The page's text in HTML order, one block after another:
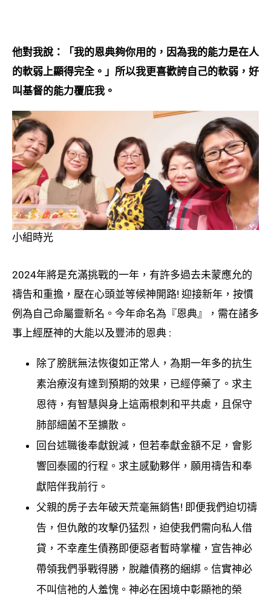
他對我說：「我的恩典夠你用的，因為我的能力是在人
的軟弱上顯得完全。」所以我更喜歡誇自己的軟弱，好
叫基督的能力覆庇我。
小組時光
2024年將是充滿挑戰的一年，有許多過去未蒙應允的
禱告和重擔，壓在心頭並等候神開路! 迎接新年，按慣
例為自己命屬靈新名。今年命名為『恩典』，需在諸多
事上經歷神的大能以及豐沛的恩典 :
除了膀胱無法恢復如正常人，為期一年多的抗生
素治療沒有達到預期的效果，已經停藥了。求主
恩待，有智慧與身上這兩根刺和平共處，且保守
肺部細菌不至擴散。
回台述職後奉獻銳減，但若奉獻金額不足，會影
響回泰國的行程。求主感動夥伴，願用禱告和奉
獻陪伴我前行。
父親的房子去年破天荒毫無銷售! 即便我們迫切禱
告，但仇敵的攻擊仍猛烈，迫使我們需向私人借
貸，不幸產生債務即便惡者暫時掌權，宣告神必
帶領我們爭戰得勝，脫離債務的綑綁。信實神必
不叫信祂的人羞愧。神必在困境中彰顯祂的榮